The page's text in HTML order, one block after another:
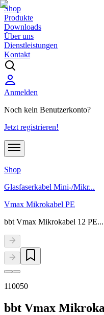
Shop
Produkte
Downloads
Über uns
Dienstleistungen
Kontakt
Anmelden
Noch kein Benutzerkonto?
Jetzt registrieren!
Shop
Glasfaserkabel Mini-/Mikr...
Vmax Mikrokabel PE
bbt Vmax Mikrokabel 12 PE...
110050
bbt Vmax